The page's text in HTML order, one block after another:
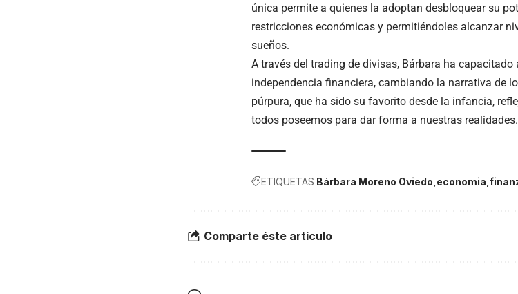
única permite a quienes la adoptan desbloquear su
restricciones económicas y permitiéndoles alcanzar
sueños.
A través del trading de divisas, Bárbara ha
independencia financiera, cambiando la narrativa de
púrpura, que ha sido su favorito desde la infancia,
todos poseemos para dar forma a nuestras realidades.
ETIQUETAS Bárbara Moreno Oviedo economia
Comparte éste artículo